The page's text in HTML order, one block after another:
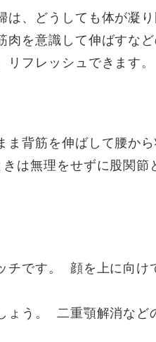
は、どうしても体が凝
肉を意識して伸ばすな
フレッシュできます。
ま背筋を伸ばして腰か
は無理をせずに股関節
チです。 顔を上に向け
う。 二重顎解消など